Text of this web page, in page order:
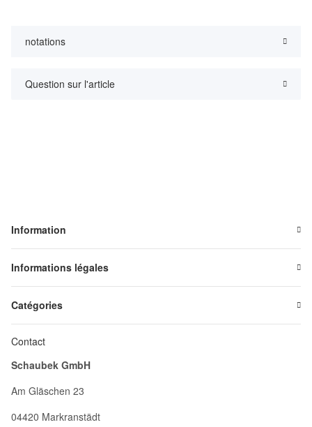
notations
Question sur l'article
Information
Informations légales
Catégories
Contact
Schaubek GmbH
Am Gläschen 23
04420 Markranstädt